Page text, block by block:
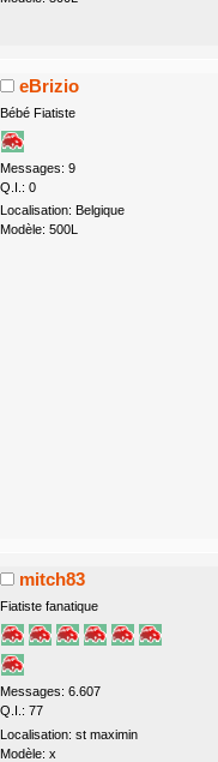
eBrizio
Bébé Fiatiste
Messages: 9
Q.I.: 0
Localisation: Belgique
Modèle: 500L
mitch83
Fiatiste fanatique
Messages: 6.607
Q.I.: 77
Localisation: st maximin
Modèle: x